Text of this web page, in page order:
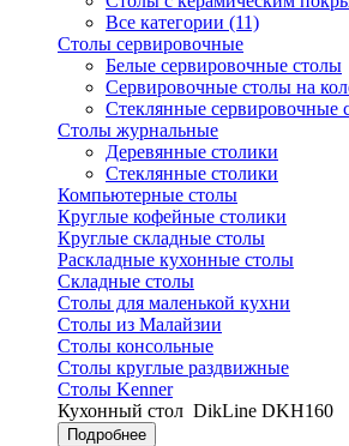
Все категории (11)
Столы сервировочные
Белые сервировочные столы
Сервировочные столы на
Стеклянные сервировочные
Столы журнальные
Деревянные столики
Стеклянные столики
Компьютерные столы
Круглые кофейные столики
Круглые складные столы
Раскладные кухонные столы
Складные столы
Столы для маленькой кухни
Столы из Малайзии
Столы консольные
Столы круглые раздвижные
Столы Kenner
Кухонный стол DikLine DKH160
Подробнее